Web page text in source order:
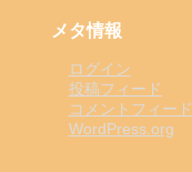
メタ情報
ログイン
投稿フィード
コメントフィード
WordPress.org